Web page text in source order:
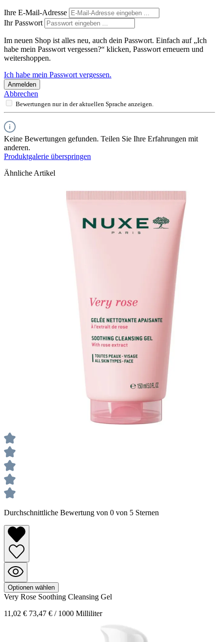
Ihre E-Mail-Adresse
Ihr Passwort
Im neuen Shop ist alles neu, auch dein Passwort. Einfach auf „Ich
habe mein Passwort vergessen?“ klicken, Passwort erneuern und
weitershoppen.
Ich habe mein Passwort vergessen.
Anmelden
Abbrechen
Bewertungen nur in der aktuellen Sprache anzeigen.
Keine Bewertungen gefunden. Teilen Sie Ihre Erfahrungen mit
anderen.
Produktgalerie überspringen
Ähnliche Artikel
Durchschnittliche Bewertung von 0 von 5 Sternen
Optionen wählen
Very Rose Soothing Cleansing Gel
11,02 € 73,47 € / 1000 Milliliter